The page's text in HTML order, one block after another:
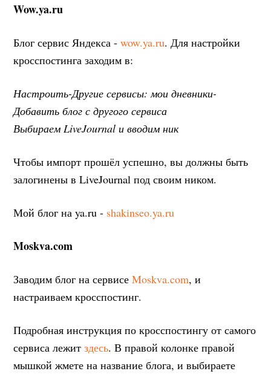
Wow.ya.ru
Блог сервис Яндекса -wow.ya.ru. Для настройки
кросспостинга заходим в:
Настроить-Другие сервисы: мои дневники-
Добавить блог с другого сервиса
Выбираем LiveJournal и вводим ник
Чтобы импорт прошёл успешно, вы должны быть
залогинены в LiveJournal под своим ником.
Мой блог на ya.ru - shakinseo.ya.ru
Moskva.com
Заводим блог на сервисеMoskva.com, и
настраиваем кросспостинг.
Подробная инструкция по кросспостингу от самого
сервиса лежитздесь. В правой колонке правой
мышкой жмете на название блога, и выбираете